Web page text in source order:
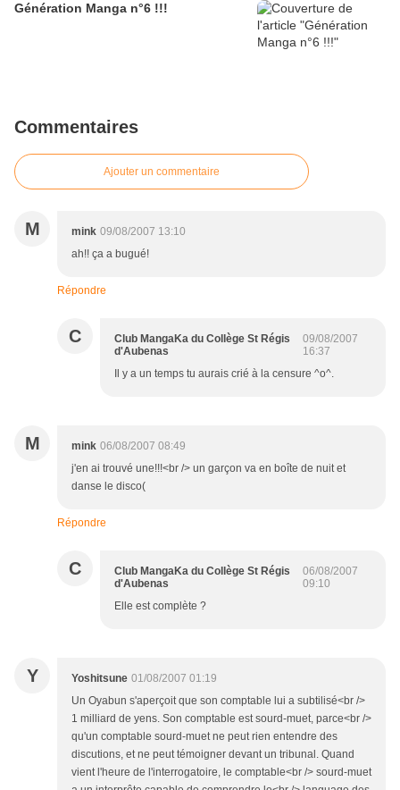
Génération Manga n°6 !!!
Commentaires
Ajouter un commentaire
M mink 09/08/2007 13:10
ah!! ça a bugué!
Répondre
C
Club MangaKa du Collège St Régis
d'Aubenas
09/08/2007
16:37
Il y a un temps tu aurais crié à la censure ^o^.
M mink 06/08/2007 08:49
j'en ai trouvé une!!!<br /> un garçon va en boîte de nuit et
danse le disco(
Répondre
C
Club MangaKa du Collège St Régis
d'Aubenas
06/08/2007
09:10
Elle est complète ?
Y Yoshitsune 01/08/2007 01:19
Un Oyabun s'aperçoit que son comptable lui a subtilisé<br />
1 milliard de yens. Son comptable est sourd-muet, parce<br />
qu'un comptable sourd-muet ne peut rien entendre des
discutions, et ne peut témoigner devant un tribunal. Quand
vient l'heure de l'interrogatoire, le comptable<br /> sourd-muet